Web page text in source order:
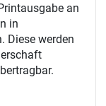
an
in
Diese werden